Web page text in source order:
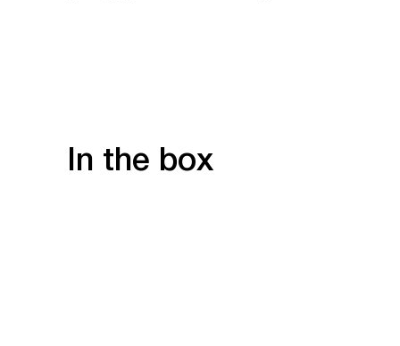
In the box